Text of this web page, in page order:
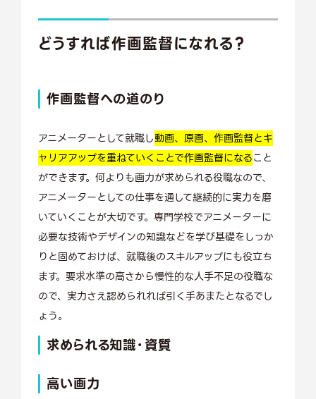
どうすれば作画監督になれる？
作画監督への道のり
アニメーターとして就職し動画、原画、作画監督とキ
ャリアアップを重ねていくことで作画監督になること
ができます。何よりも画力が求められる役職なので、
アニメーターとしての仕事を通して継続的に実力を磨
いていくことが大切です。専門学校でアニメーターに
必要な技術やデザインの知識などを学び基礎をしっか
りと固めておけば、就職後のスキルアップにも役立ち
ます。要求水準の高さから慢性的な人手不足の役職な
ので、実力さえ認められれば引く手あまたとなるでし
ょう。
求められる知識・資質
高い画力